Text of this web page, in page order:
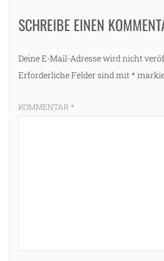
SCHREIBE EINEN
Deine E-Mail-Adresse wird nicht
Erforderliche Felder sind mit *
KOMMENTAR *